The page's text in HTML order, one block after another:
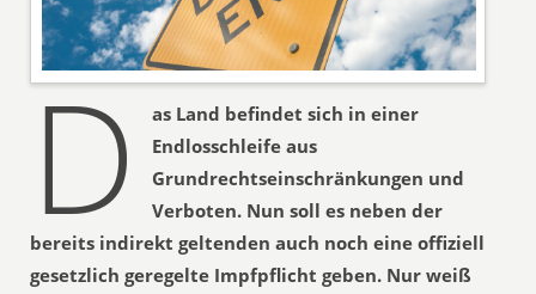
D
as Land befindet sich in einer
Endlosschleife aus
Grundrechtseinschränkungen und
Verboten. Nun soll es neben der
bereits indirekt geltenden auch noch eine offiziell
gesetzlich geregelte Impfpflicht geben. Nur weiß